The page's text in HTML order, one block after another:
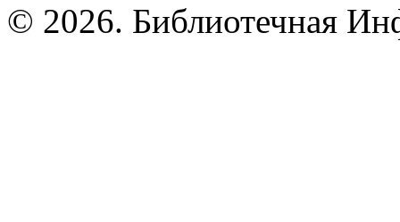
© 2026. Библиотечная